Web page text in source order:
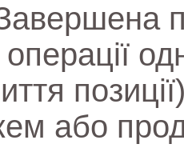
операції
або